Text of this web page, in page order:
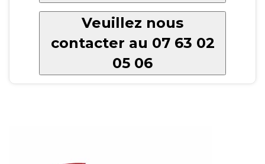
Veuillez nous
contacter au 07 63 02
05 06